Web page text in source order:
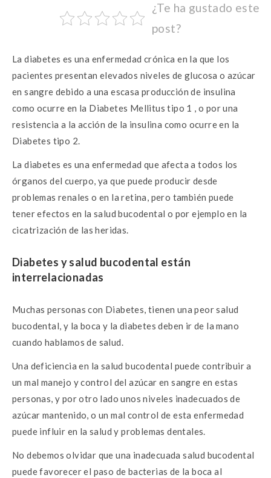
e
o
o
k
it
r
at
s
A
p
p
se
g
er
¿Te ha gustado este
post?
La diabetes es una enfermedad crónica en la que los
pacientes presentan elevados niveles de glucosa o azúcar
en sangre debido a una escasa producción de insulina
como ocurre en la Diabetes Mellitus tipo 1 , o por una
resistencia a la acción de la insulina como ocurre en la
Diabetes tipo 2.
La diabetes es una enfermedad que afecta a todos los
órganos del cuerpo, ya que puede producir desde
problemas renales o en la retina, pero también puede
tener efectos en la salud bucodental o por ejemplo en la
cicatrización de las heridas.
Diabetes y salud bucodental están
interrelacionadas
Muchas personas con Diabetes, tienen una peor salud
bucodental, y la boca y la diabetes deben ir de la mano
cuando hablamos de salud.
Una deficiencia en la salud bucodental puede contribuir a
un mal manejo y control del azúcar en sangre en estas
personas, y por otro lado unos niveles inadecuados de
azúcar mantenido, o un mal control de esta enfermedad
puede influir en la salud y problemas dentales.
No debemos olvidar que una inadecuada salud bucodental
puede favorecer el paso de bacterias de la boca al